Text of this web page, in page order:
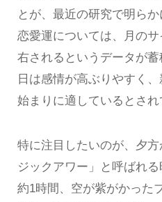
とが、最近の研究で明ら
恋愛運については、月の
右されるというデータが
日は感情が高ぶりやすく
始まりに適しているとされ
特に注目したいのが、夕
ジックアワー」と呼ばれ
約1時間、空が紫がかった